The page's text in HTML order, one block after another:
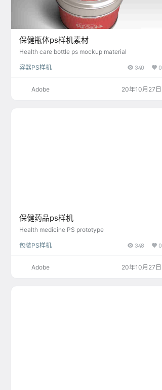
保健瓶体ps样机素材
Health care bottle ps mockup material
容器PS样机 340 0
Adobe 20年10月27日
保健药品ps样机
Health medicine PS prototype
包装PS样机 348 0
Adobe 20年10月27日